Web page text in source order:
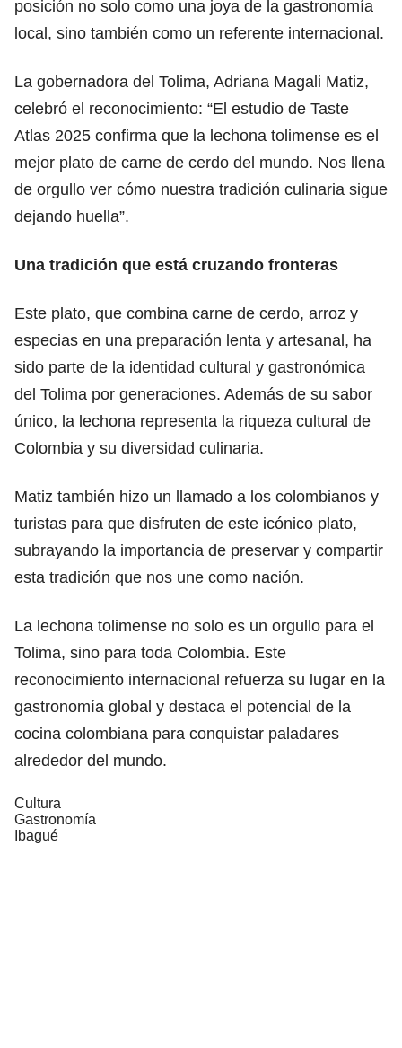
posición no solo como una joya de la gastronomía
local, sino también como un referente internacional.
La gobernadora del Tolima, Adriana Magali Matiz,
celebró el reconocimiento: “El estudio de Taste
Atlas 2025 confirma que la lechona tolimense es el
mejor plato de carne de cerdo del mundo. Nos llena
de orgullo ver cómo nuestra tradición culinaria sigue
dejando huella”.
Una tradición que está cruzando fronteras
Este plato, que combina carne de cerdo, arroz y
especias en una preparación lenta y artesanal, ha
sido parte de la identidad cultural y gastronómica
del Tolima por generaciones. Además de su sabor
único, la lechona representa la riqueza cultural de
Colombia y su diversidad culinaria.
Matiz también hizo un llamado a los colombianos y
turistas para que disfruten de este icónico plato,
subrayando la importancia de preservar y compartir
esta tradición que nos une como nación.
La lechona tolimense no solo es un orgullo para el
Tolima, sino para toda Colombia. Este
reconocimiento internacional refuerza su lugar en la
gastronomía global y destaca el potencial de la
cocina colombiana para conquistar paladares
alrededor del mundo.
Cultura
Gastronomía
Ibagué